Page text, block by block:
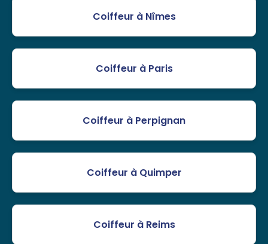
Coiffeur à Nîmes
Coiffeur à Paris
Coiffeur à Perpignan
Coiffeur à Quimper
Coiffeur à Reims